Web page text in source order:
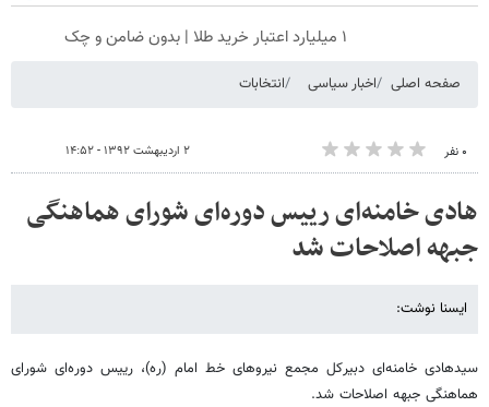
۱ میلیارد اعتبار خرید طلا | بدون ضامن و چک
صفحه اصلی اخبار سیاسی انتخابات
۰ نفر ۲ اردیبهشت ۱۳۹۲ - ۱۴:۵۲
هادی خامنه‌ای رییس دوره‌ای شورای هماهنگی
جبهه اصلاحات شد
ایسنا نوشت:
سیدهادی خامنه‌ای دبیرکل مجمع نیروهای خط امام (ره)، رییس دوره‌ای شورای
هماهنگی جبهه اصلاحات شد.